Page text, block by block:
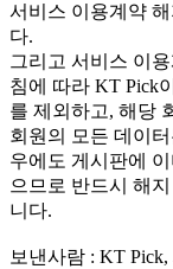
서비스 이용계약
다.
그리고 서비스 이
침에 따라 KT Pick
를 제외하고, 해당
회원의 모든 데이
우에도 게시판에
으므로 반드시 해
니다.
보낸사람 : KT